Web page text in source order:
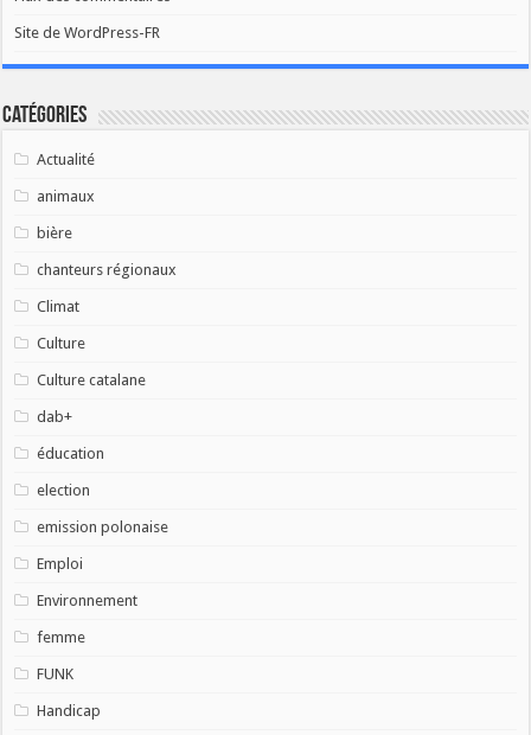
Site de WordPress-FR
Catégories
Actualité
animaux
bière
chanteurs régionaux
Climat
Culture
Culture catalane
dab+
éducation
election
emission polonaise
Emploi
Environnement
femme
FUNK
Handicap